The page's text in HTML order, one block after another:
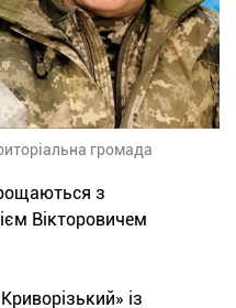
громада
з
Вікторовичем
із